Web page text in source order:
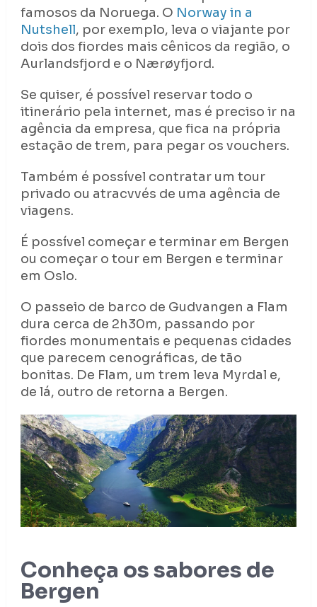
famosos da Noruega. O Norway in a
Nutshell, por exemplo, leva o viajante por
dois dos fiordes mais cênicos da região, o
Aurlandsfjord e o Nærøyfjord.
Se quiser, é possível reservar todo o
itinerário pela internet, mas é preciso ir na
agência da empresa, que fica na própria
estação de trem, para pegar os vouchers.
Também é possível contratar um tour
privado ou atracvvés de uma agência de
viagens.
É possível começar e terminar em Bergen
ou começar o tour em Bergen e terminar
em Oslo.
O passeio de barco de Gudvangen a Flam
dura cerca de 2h30m, passando por
fiordes monumentais e pequenas cidades
que parecem cenográficas, de tão
bonitas. De Flam, um trem leva Myrdal e,
de lá, outro de retorna a Bergen.
Conheça os sabores de
Bergen